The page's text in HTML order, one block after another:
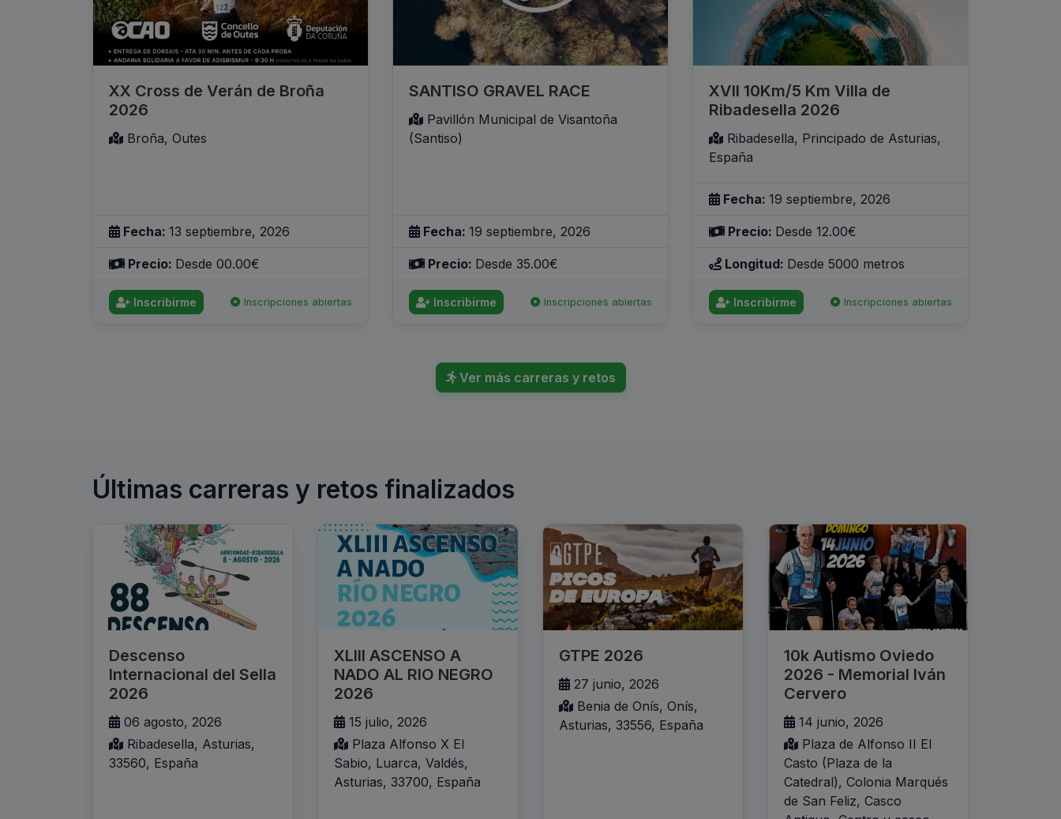
XX Cross de Verán de Broña
2026
Broña, Outes
Fecha: 13 septiembre, 2026
Precio: Desde 00.00€
Inscribirme Inscripciones abiertas
SANTISO GRAVEL RACE
Pavillón Municipal de Visantoña
(Santiso)
Fecha: 19 septiembre, 2026
Precio: Desde 35.00€
Inscribirme Inscripciones abiertas
XVII 10Km/5 Km Villa de
Ribadesella 2026
Ribadesella, Principado de Asturias,
España
Fecha: 19 septiembre, 2026
Precio: Desde 12.00€
Longitud: Desde 5000 metros
Inscribirme Inscripciones abiertas
Ver más carreras y retos
Últimas carreras y retos finalizados
Descenso
Internacional del Sella
2026
06 agosto, 2026
Ribadesella, Asturias,
33560, España
XLIII ASCENSO A
NADO AL RIO NEGRO
2026
15 julio, 2026
Plaza Alfonso X El
Sabio, Luarca, Valdés,
Asturias, 33700, España
GTPE 2026
27 junio, 2026
Benia de Onís, Onís,
Asturias, 33556, España
10k Autismo Oviedo
2026 - Memorial Iván
Cervero
14 junio, 2026
Plaza de Alfonso II El
Casto (Plaza de la
Catedral), Colonia Marqués
de San Feliz, Casco